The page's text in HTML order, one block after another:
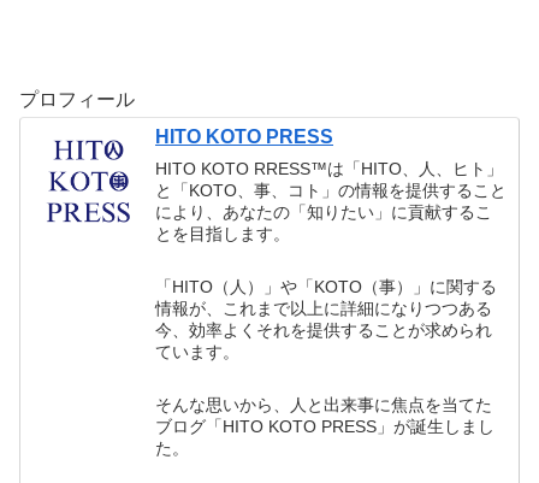
プロフィール
HITO KOTO PRESS
HITO KOTO RRESS™︎は「HITO、人、ヒト」
と「KOTO、事、コト」の情報を提供すること
により、あなたの「知りたい」に貢献するこ
とを目指します。
「HITO（人）」や「KOTO（事）」に関する
情報が、これまで以上に詳細になりつつある
今、効率よくそれを提供することが求められ
ています。
そんな思いから、人と出来事に焦点を当てた
ブログ「HITO KOTO PRESS」が誕生しまし
た。